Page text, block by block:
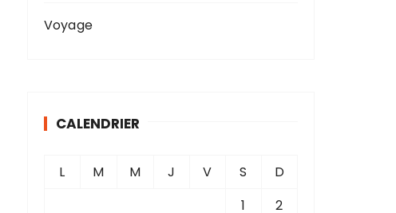
Voyage
CALENDRIER
L M M J V S
D
1
2